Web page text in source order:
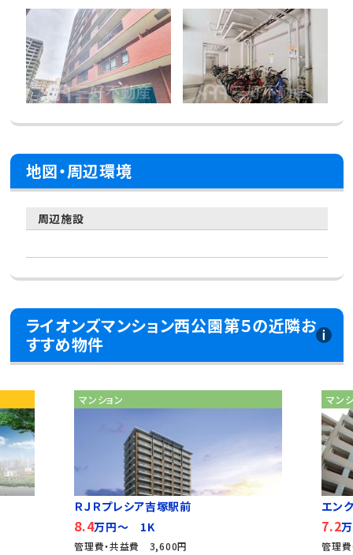
地図・周辺環境
周辺施設
ライオンズマンション西公園第５の近隣お
すすめ物件
マンション
ＲＪＲプレシア吉塚駅前
8.4万円～ 1K
管理費・共益費 3,600円
マン
エン
7.2
管理